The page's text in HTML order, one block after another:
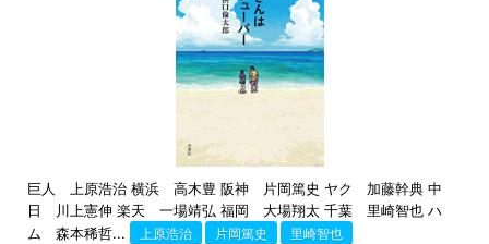
巨人 上原浩治 横浜 高木豊 阪神 片岡篤史 ヤク 加藤幹典 中
日 川上憲伸 楽天 一場靖弘 福岡 大場翔太 千葉 里崎智也 ハ
ム 森本稀哲...
上原浩治 片岡篤史 里崎智也